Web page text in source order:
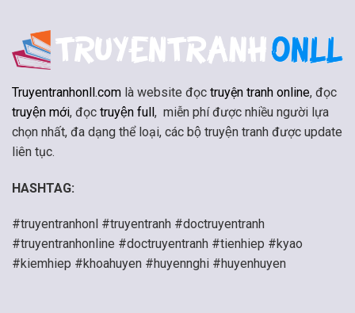
Truyentranhonll.com là website đọc truyện tranh online, đọc
truyện mới, đọc truyện full, miễn phí được nhiều người lựa
chọn nhất, đa dạng thể loại, các bộ truyện tranh được update
liên tục.
HASHTAG:
#truyentranhonl #truyentranh #doctruyentranh
#truyentranhonline #doctruyentranh #tienhiep #kyao
#kiemhiep #khoahuyen #huyennghi #huyenhuyen